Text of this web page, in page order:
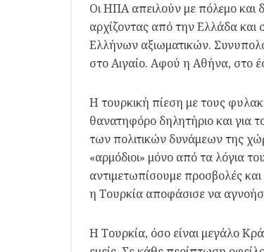
Οι ΗΠΑ απειλούν με πόλεμο και
αρχίζοντας από την Ελλάδα
Ελλήνων αξιωματικών.
στο Αιγαίο. Αφού η Αθήνα, στο
Η τουρκική πίεση με τους
θανατηφόρο δηλητήριο και για
των πολιτικών δυνάμεων της
«αρμόδιοι» μόνο από τα λόγια
αντιμετωπίσουμε προσβολές
η Τουρκία αποφάσισε να
Η Τουρκία, όσο είναι μεγάλο